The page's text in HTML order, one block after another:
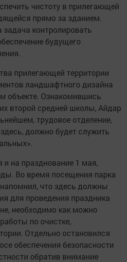
чистоту в прилегающей
прямо за зданием.
контролировать
будущего
прилегающей территории
ландшафтного дизайна
объекте. Ознакомившись
второй средней школы, Айдар
трудовое отделение,
должно будет служить
и на празднование 1 мая,
Во время посещения парка
что здесь должны
для проведения праздника
необходимо как можно
по очистке,
Отдельно остановился
обеспечения безопасности
обратив внимание